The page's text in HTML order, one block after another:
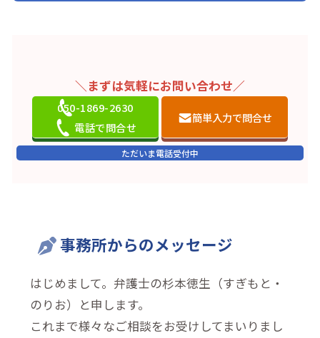
＼まずは気軽にお問い合わせ／
050-1869-2630
電話で問合せ
簡単入力で問合せ
ただいま電話受付中
事務所からのメッセージ
はじめまして。弁護士の杉本徳生（すぎもと・
のりお）と申します。
これまで様々なご相談をお受けしてまいりまし